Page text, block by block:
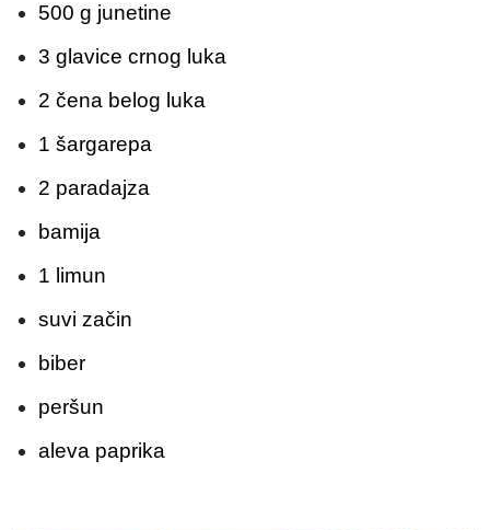
500 g junetine
3 glavice crnog luka
2 čena belog luka
1 šargarepa
2 paradajza
bamija
1 limun
suvi začin
biber
peršun
aleva paprika